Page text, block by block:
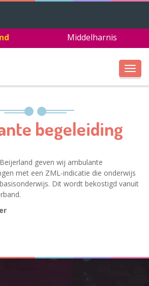
Middelharnis
begeleiding
geven wij ambulante
met een ZML-indicatie die onderwijs
Dit wordt bekostigd vanuit